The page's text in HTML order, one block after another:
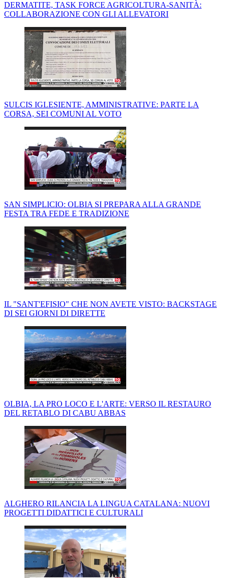
DERMATITE, TASK FORCE AGRICOLTURA-SANITÀ:
COLLABORAZIONE CON GLI ALLEVATORI
SULCIS IGLESIENTE, AMMINISTRATIVE: PARTE LA
CORSA, SEI COMUNI AL VOTO
SAN SIMPLICIO: OLBIA SI PREPARA ALLA GRANDE
FESTA TRA FEDE E TRADIZIONE
IL "SANT'EFISIO" CHE NON AVETE VISTO: BACKSTAGE
DI SEI GIORNI DI DIRETTE
OLBIA, LA PRO LOCO E L'ARTE: VERSO IL RESTAURO
DEL RETABLO DI CABU ABBAS
ALGHERO RILANCIA LA LINGUA CATALANA: NUOVI
PROGETTI DIDATTICI E CULTURALI